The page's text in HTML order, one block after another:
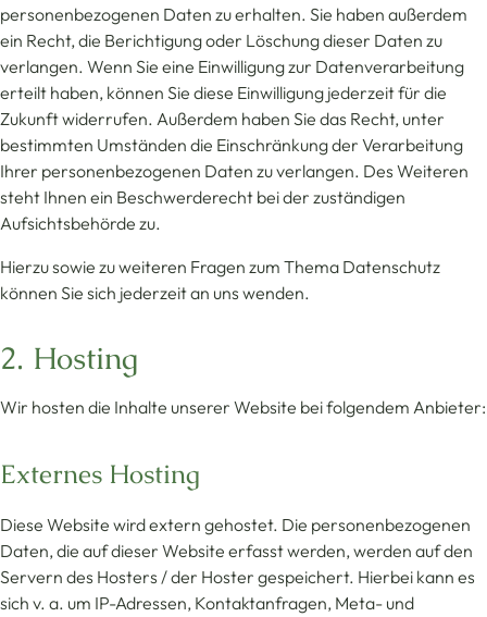
personenbezogenen Daten zu erhalten. Sie haben außerdem
ein Recht, die Berichtigung oder Löschung dieser Daten zu
verlangen. Wenn Sie eine Einwilligung zur Datenverarbeitung
erteilt haben, können Sie diese Einwilligung jederzeit für die
Zukunft widerrufen. Außerdem haben Sie das Recht, unter
bestimmten Umständen die Einschränkung der Verarbeitung
Ihrer personenbezogenen Daten zu verlangen. Des Weiteren
steht Ihnen ein Beschwerderecht bei der zuständigen
Aufsichtsbehörde zu.
Hierzu sowie zu weiteren Fragen zum Thema Datenschutz
können Sie sich jederzeit an uns wenden.
2. Hosting
Wir hosten die Inhalte unserer Website bei folgendem Anbieter:
Externes Hosting
Diese Website wird extern gehostet. Die personenbezogenen
Daten, die auf dieser Website erfasst werden, werden auf den
Servern des Hosters / der Hoster gespeichert. Hierbei kann es
sich v. a. um IP-Adressen, Kontaktanfragen, Meta- und